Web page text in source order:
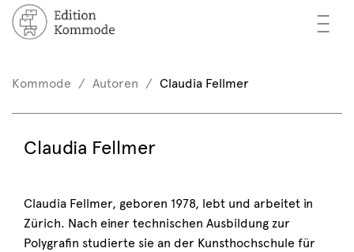
—
—
—
/ Registrieren
Kommode Autoren Claudia Fellmer
Claudia Fellmer
Claudia Fellmer, geboren 1978, lebt und arbeitet in
Zürich. Nach einer technischen Ausbildung zur
Polygrafin studierte sie an der Kunsthochschule für